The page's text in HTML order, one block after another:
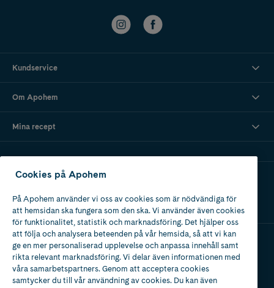
Kundservice
Om Apohem
Mina recept
Ladda ner vår app
Apotek med tillstånd
av Läkemedelsverket
Cookies på Apohem
På Apohem använder vi oss av cookies som är nödvändiga för
att hemsidan ska fungera som den ska. Vi använder även cookies
för funktionalitet, statistik och marknadsföring. Det hjälper oss
att följa och analysera beteenden på vår hemsida, så att vi kan
ge en mer personaliserad upplevelse och anpassa innehåll samt
rikta relevant marknadsföring. Vi delar även informationen med
våra samarbetspartners. Genom att acceptera cookies
samtycker du till vår användning av cookies. Du kan även